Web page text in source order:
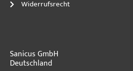
Widerrufsrecht
Sanicus GmbH
Deutschland